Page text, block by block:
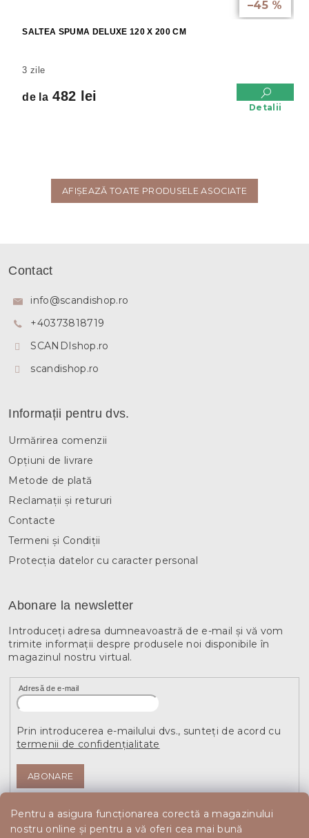
Pentru a asigura funcționarea corectă a magazinului
nostru online și pentru a vă oferi cea mai bună
–45 %
SALTEA SPUMA DELUXE 120 X 200 CM
3 zile
de la482 lei
Detalii
AFIŞEAZĂ TOATE PRODUSELE ASOCIATE
Contact
info@scandishop.ro
+40373818719
SCANDIshop.ro
scandishop.ro
Informații pentru dvs.
Urmărirea comenzii
Opțiuni de livrare
Metode de plată
Reclamații și retururi
Contacte
Termeni și Condiții
Protecția datelor cu caracter personal
Abonare la newsletter
Introduceţi adresa dumneavoastră de e-mail şi vă vom
trimite informaţii despre produsele noi disponibile în
magazinul nostru virtual.
Adresă de e-mail
Prin introducerea e-mailului dvs., sunteți de acord cu
termenii de confidențialitate
ABONARE